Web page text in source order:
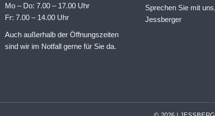
Mo – Do: 7.00 – 17.00 Uhr
Fr: 7.00 – 14.00 Uhr
Auch außerhalb der Öffnungszeiten
sind wir im Notfall gerne für Sie da.
Sprechen Sie mit
Jessberger